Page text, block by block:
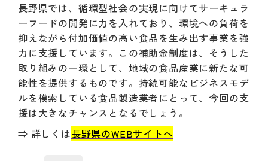
長野県では、循環型社会の実現に向けてサーキュラ
ーフードの開発に力を入れており、環境への負荷を
抑えながら付加価値の高い食品を生み出す事業を強
力に支援しています。この補助金制度は、そうした
取り組みの一環として、地域の食品産業に新たな可
能性を提供するものです。持続可能なビジネスモデ
ルを模索している食品製造業者にとって、今回の支
援は大きなチャンスとなるでしょう。
⇒ 詳しくは長野県のWEBサイトへ